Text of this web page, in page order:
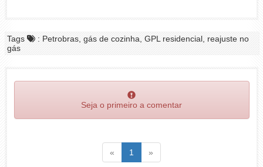
Tags
: Petrobras, gás de cozinha, GPL residencial, reajuste no
gás
Seja o primeiro a comentar
« Voltar1 (atual)
»